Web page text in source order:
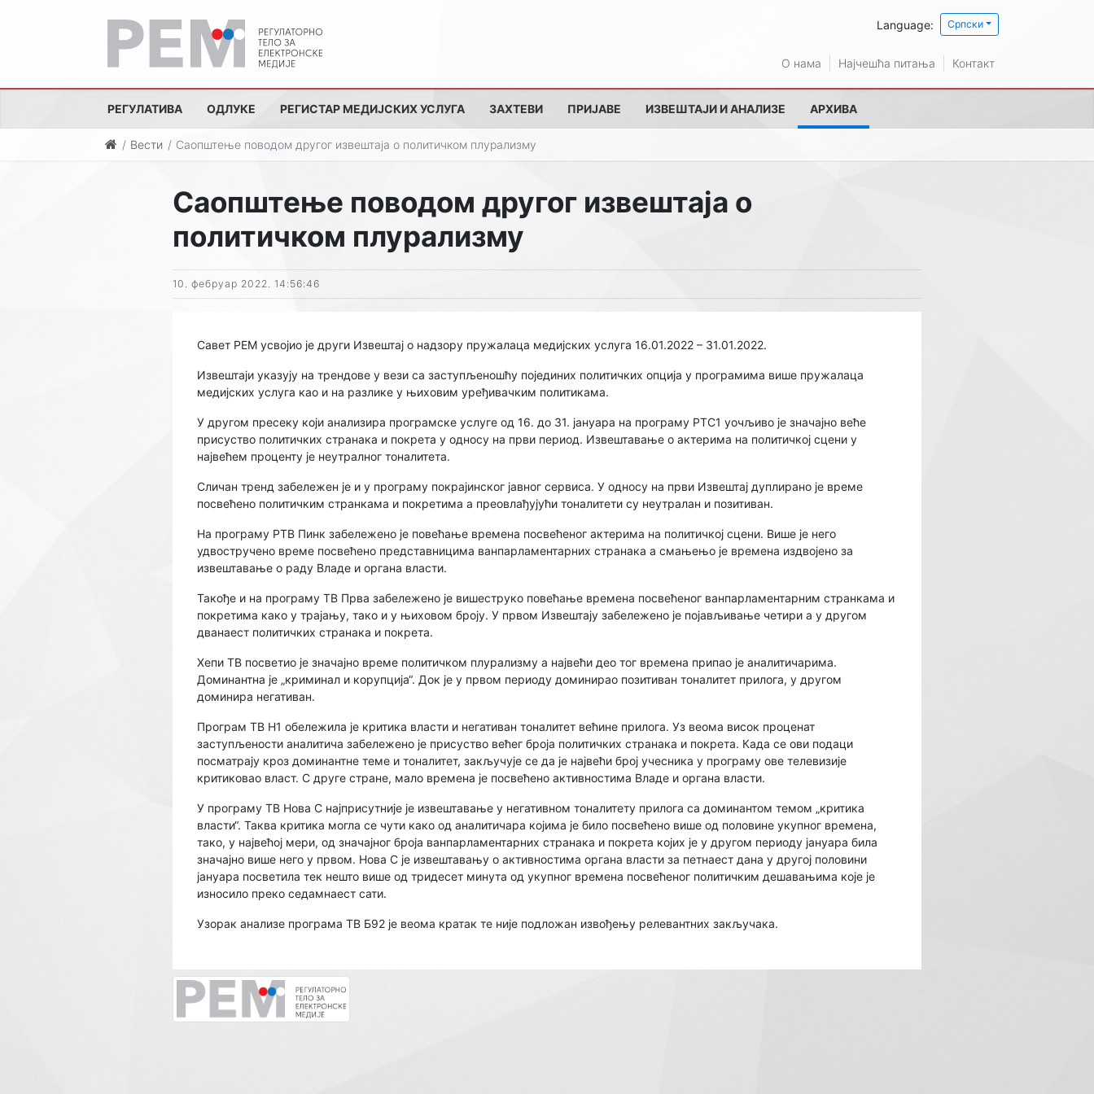
Language: Српски
О нама Најчешћа питања Контакт
РЕГУЛАТИВА ОДЛУКЕ РЕГИСТАР МЕДИЈСКИХ УСЛУГА ЗАХТЕВИ ПРИЈАВЕ ИЗВЕШТАЈИ И АНАЛИЗЕ АРХИВА
Вести Саопштење поводом другог извештаја о политичком плурализму
Саопштење поводом другог извештаја о
политичком плурализму
10. фебруар 2022. 14:56:46
Савет РЕМ усвојио је други Извештај о надзору пружалаца медијских услуга 16.01.2022 – 31.01.2022.
Извештаји указују на трендове у вези са заступљеношћу појединих политичких опција у програмима више пружалаца
медијских услуга као и на разлике у њиховим уређивачким политикама.
У другом пресеку који анализира програмске услуге од 16. до 31. јануара на програму РТС1 уочљиво је значајно веће
присуство политичких странака и покрета у односу на први период. Извештавање о актерима на политичкој сцени у
највећем проценту је неутралног тоналитета.
Сличан тренд забележен је и у програму покрајинског јавног сервиса. У односу на први Извештај дуплирано је време
посвећено политичким странкама и покретима а преовлађујући тоналитети су неутралан и позитиван.
На програму РТВ Пинк забележено је повећање времена посвећеног актерима на политичкој сцени. Више је него
удвостручено време посвећено представницима ванпарламентарних странака а смањењо је времена издвојено за
извештавање о раду Владе и органа власти.
Такође и на програму ТВ Прва забележено је вишеструко повећање времена посвећеног ванпарламентарним странкама и
покретима како у трајању, тако и у њиховом броју. У првом Извештају забележено је појављивање четири а у другом
дванаест политичких странака и покрета.
Хепи ТВ посветио је значајно време политичком плурализму а највећи део тог времена припао је аналитичарима.
Доминантна је „криминал и корупција“. Док је у првом периоду доминирао позитиван тоналитет прилога, у другом
доминира негативан.
Програм ТВ Н1 обележила је критика власти и негативан тоналитет већине прилога. Уз веома висок проценат
заступљености аналитича забележено је присуство већег броја политичких странака и покрета. Када се ови подаци
посматрају кроз доминантне теме и тоналитет, закључује се да је највећи број учесника у програму ове телевизије
критиковао власт. С друге стране, мало времена је посвећено активностима Владе и органа власти.
У програму ТВ Нова С најприсутније је извештавање у негативном тоналитету прилога са доминантом темом „критика
власти“. Таква критика могла се чути како од аналитичара којима је било посвећено више од половине укупног времена,
тако, у највећој мери, од значајног броја ванпарламентарних странака и покрета којих је у другом периоду јануара била
значајно више него у првом. Нова С је извештавању о активностима органа власти за петнаест дана у другој половини
јануара посветила тек нешто више од тридесет минута од укупног времена посвећеног политичким дешавањима које је
износило преко седамнаест сати.
Узорак анализе програма ТВ Б92 је веома кратак те није подложан извођењу релевантних закључака.